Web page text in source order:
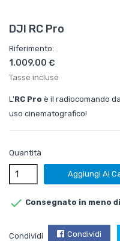
DJI RC Pro
Riferimento:
1.009,00 €
Tasse incluse
L'RC Pro è il radiocomando da
uso cinematografico!
Quantità
Aggiungi Al
 Consegnato in meno
Condividi Condividi